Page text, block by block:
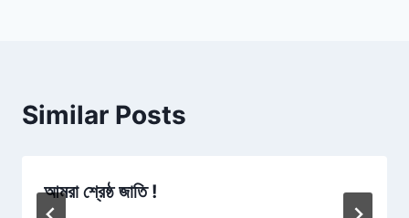
Similar Posts
আমরা শ্রেষ্ঠ জাতি !